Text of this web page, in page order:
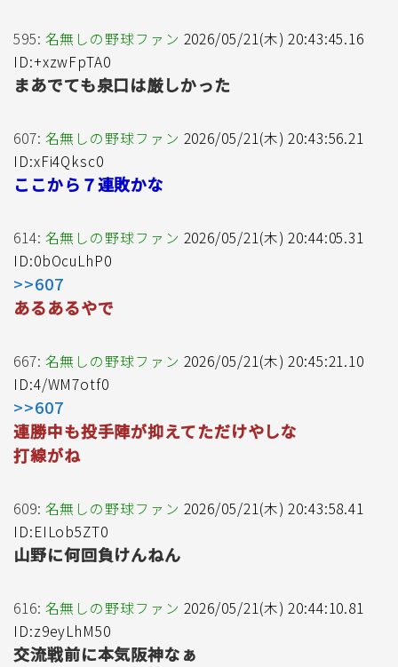
595: 名無しの野球ファン 2026/05/21(木) 20:43:45.16
ID:+xzwFpTA0
まあでても泉口は厳しかった
607: 名無しの野球ファン 2026/05/21(木) 20:43:56.21
ID:xFi4Qksc0
ここから７連敗かな
614: 名無しの野球ファン 2026/05/21(木) 20:44:05.31
ID:0bOcuLhP0
>>607
あるあるやで
667: 名無しの野球ファン 2026/05/21(木) 20:45:21.10
ID:4/WM7otf0
>>607
連勝中も投手陣が抑えてただけやしな
打線がね
609: 名無しの野球ファン 2026/05/21(木) 20:43:58.41
ID:EILob5ZT0
山野に何回負けんねん
616: 名無しの野球ファン 2026/05/21(木) 20:44:10.81
ID:z9eyLhM50
交流戦前に本気阪神なぁ